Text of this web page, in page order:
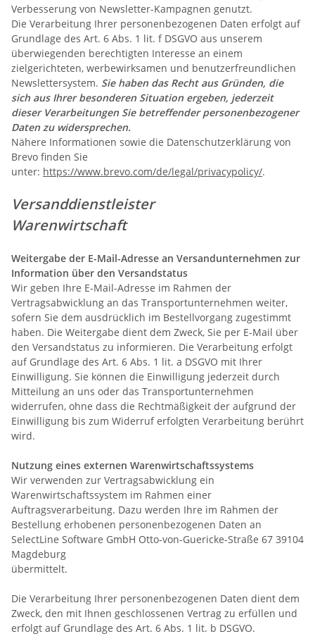
Verbesserung von Newsletter-Kampagnen genutzt.
Die Verarbeitung Ihrer personenbezogenen Daten erfolgt auf
Grundlage des Art. 6 Abs. 1 lit. f DSGVO aus unserem
überwiegenden berechtigten Interesse an einem
zielgerichteten, werbewirksamen und benutzerfreundlichen
Newslettersystem. Sie haben das Recht aus Gründen, die
sich aus Ihrer besonderen Situation ergeben, jederzeit
dieser Verarbeitungen Sie betreffender personenbezogener
Daten zu widersprechen.
Nähere Informationen sowie die Datenschutzerklärung von
Brevo finden Sie
unter: https://www.brevo.com/de/legal/privacypolicy/.
Versanddienstleister
Warenwirtschaft
Weitergabe der E-Mail-Adresse an Versandunternehmen zur
Information über den Versandstatus
Wir geben Ihre E-Mail-Adresse im Rahmen der
Vertragsabwicklung an das Transportunternehmen weiter,
sofern Sie dem ausdrücklich im Bestellvorgang zugestimmt
haben. Die Weitergabe dient dem Zweck, Sie per E-Mail über
den Versandstatus zu informieren. Die Verarbeitung erfolgt
auf Grundlage des Art. 6 Abs. 1 lit. a DSGVO mit Ihrer
Einwilligung. Sie können die Einwilligung jederzeit durch
Mitteilung an uns oder das Transportunternehmen
widerrufen, ohne dass die Rechtmäßigkeit der aufgrund der
Einwilligung bis zum Widerruf erfolgten Verarbeitung berührt
wird.
Nutzung eines externen Warenwirtschaftssystems
Wir verwenden zur Vertragsabwicklung ein
Warenwirtschaftssystem im Rahmen einer
Auftragsverarbeitung. Dazu werden Ihre im Rahmen der
Bestellung erhobenen personenbezogenen Daten an
SelectLine Software GmbH Otto-von-Guericke-Straße 67 39104
Magdeburg
übermittelt.
Die Verarbeitung Ihrer personenbezogenen Daten dient dem
Zweck, den mit Ihnen geschlossenen Vertrag zu erfüllen und
erfolgt auf Grundlage des Art. 6 Abs. 1 lit. b DSGVO.